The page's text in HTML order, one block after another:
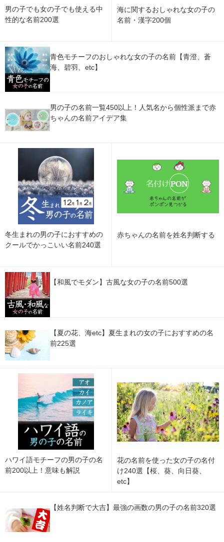
男の子でも女の子でも使える中
性的な名前200選
海に関するおしゃれな女の子の
名前・漢字200個
青色モチーフのおしゃれな女の子の名前【青澄、蒼
海、碧羽、etc】
男の子の名前一覧450以上！人気名から個性派まで赤
ちゃんの名前アイデア集
冬生まれの男の子におすすめの
クールでかっこいい名前240選
赤ちゃんの名前を姓名判断する
【和風でモダン】古風な女の子の名前500選
【夏の花、海etc】夏生まれの女の子におすすめの名
前225選
ハワイ語モチーフの男の子の名
前200以上！意味も解説
花の名前を使った女の子の名付
け240選【桜、葵、向日葵、
etc】
【姓名判断で大吉】最強の画数の男の子の名前320選